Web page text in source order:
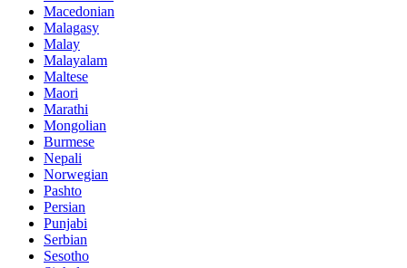
Macedonian
Malagasy
Malay
Malayalam
Maltese
Maori
Marathi
Mongolian
Burmese
Nepali
Norwegian
Pashto
Persian
Punjabi
Serbian
Sesotho